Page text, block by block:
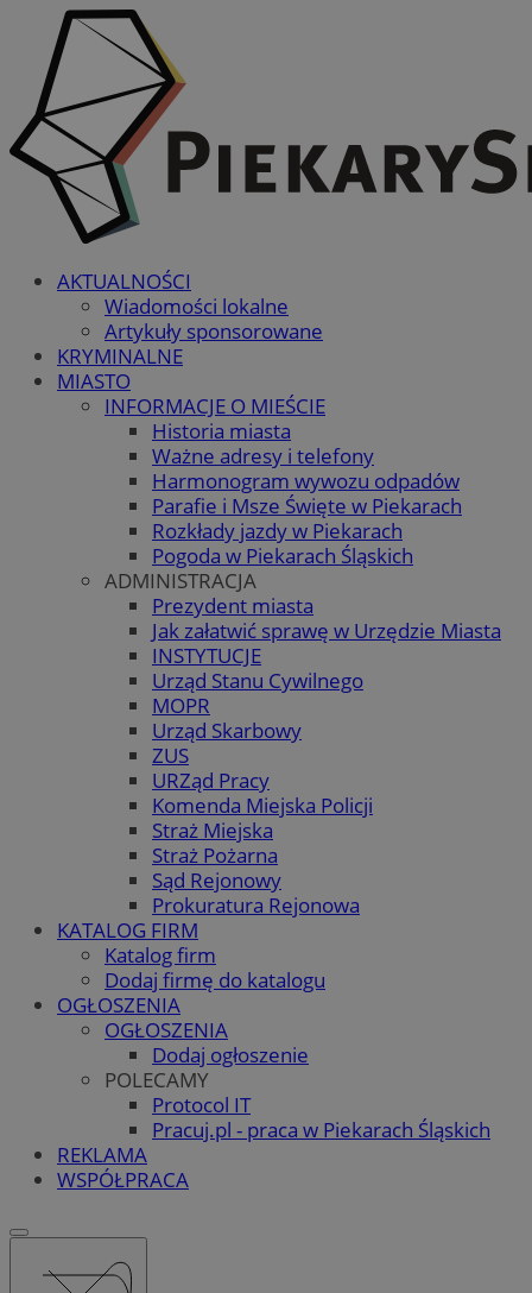
AKTUALNOŚCI
Wiadomości lokalne
Artykuły sponsorowane
KRYMINALNE
MIASTO
INFORMACJE O MIEŚCIE
Historia miasta
Ważne adresy i telefony
Harmonogram wywozu odpadów
Parafie i Msze Święte w Piekarach
Rozkłady jazdy w Piekarach
Pogoda w Piekarach Śląskich
ADMINISTRACJA
Prezydent miasta
Jak załatwić sprawę w Urzędzie Miasta
INSTYTUCJE
Urząd Stanu Cywilnego
MOPR
Urząd Skarbowy
ZUS
URZąd Pracy
Komenda Miejska Policji
Straż Miejska
Straż Pożarna
Sąd Rejonowy
Prokuratura Rejonowa
KATALOG FIRM
Katalog firm
Dodaj firmę do katalogu
OGŁOSZENIA
OGŁOSZENIA
Dodaj ogłoszenie
POLECAMY
Protocol IT
Pracuj.pl - praca w Piekarach Śląskich
REKLAMA
WSPÓŁPRACA